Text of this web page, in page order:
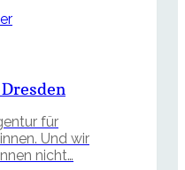
für
Und wir
nicht…